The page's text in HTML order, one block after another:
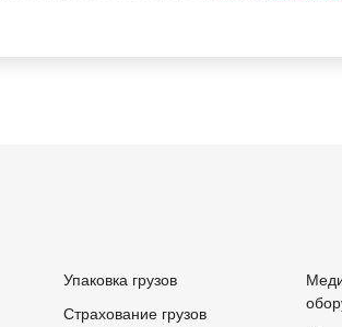
Упаковка грузов
Страхование грузов